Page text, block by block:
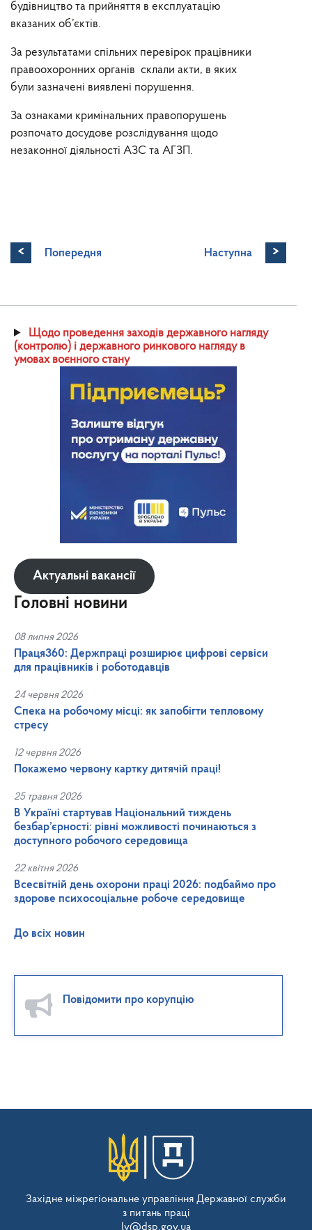
будівництво та прийняття в експлуатацію
вказаних об’єктів.
За результатами спільних перевірок працівники
правоохоронних органів склали акти, в яких
були зазначені виявлені порушення.
За ознаками кримінальних правопорушень
розпочато досудове розслідування щодо
незаконної діяльності АЗС та АГЗП.
< Попередня Наступна >
Щодо проведення заходів державного нагляду
(контролю) і державного ринкового нагляду в
умовах воєнного стану
Актуальні вакансії
Головні новини
08 липня 2026
Праця360: Держпраці розширює цифрові сервіси
для працівників і роботодавців
24 червня 2026
Спека на робочому місці: як запобігти тепловому
стресу
12 червня 2026
Покажемо червону картку дитячій праці!
25 травня 2026
В Україні стартував Національний тиждень
безбар’єрності: рівні можливості починаються з
доступного робочого середовища
22 квітня 2026
Всесвітній день охорони праці 2026: подбаймо про
здорове психосоціальне робоче середовище
До всіх новин
Повідомити про корупцію
Західне міжрегіональне управління Державної служби
з питань праці
lv@dsp.gov.ua